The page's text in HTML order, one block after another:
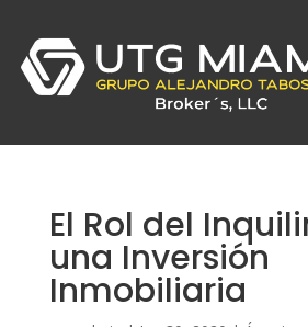
El Rol del
una Inversión
Inmobiliaria